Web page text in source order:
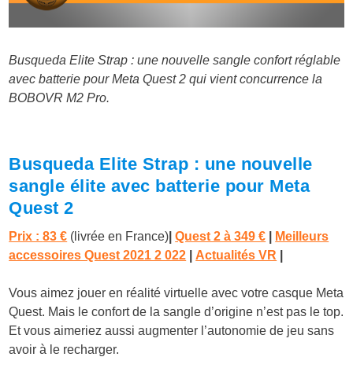
Busqueda Elite Strap : une nouvelle sangle confort réglable
avec batterie pour Meta Quest 2 qui vient concurrence la
BOBOVR M2 Pro.
Busqueda Elite Strap : une nouvelle
sangle élite avec batterie pour Meta
Quest 2
Prix :83 € (livrée en France) Quest 2 à 349 €
Meilleurs
accessoires Quest 2021 2 022
Actualités VR
Vous aimez jouer en réalité virtuelle avec votre casque Meta
Quest. Mais le confort de la sangle d’origine n’est pas le top.
Et vous aimeriez aussi augmenter l’autonomie de jeu sans
avoir à le recharger.